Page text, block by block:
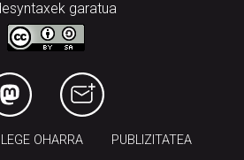
LEGE OHARRA
HARREMANETARAKO RSS